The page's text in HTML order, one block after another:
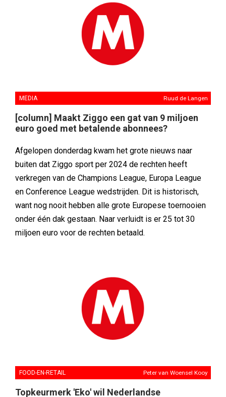
MEDIA Ruud de Langen
[column] Maakt Ziggo een gat van 9 miljoen
euro goed met betalende abonnees?
Afgelopen donderdag kwam het grote nieuws naar
buiten dat Ziggo sport per 2024 de rechten heeft
verkregen van de Champions League, Europa League
en Conference League wedstrijden. Dit is historisch,
want nog nooit hebben alle grote Europese toernooien
onder één dak gestaan. Naar verluidt is er 25 tot 30
miljoen euro voor de rechten betaald.
FOOD-EN-RETAIL Peter van Woensel Kooy
Topkeurmerk 'Eko' wil Nederlandse